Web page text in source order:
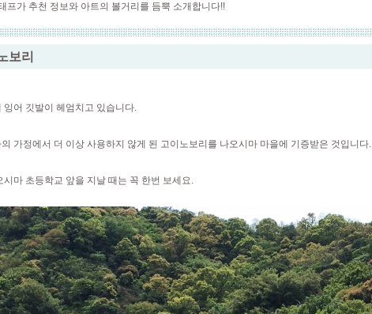
프가 추천 정보와 아트의 볼거리를 듬뿍 소개합니다!!
보리
잉어 깃발이 헤엄치고 있습니다.
가정에서 더 이상 사용하지 않게 된 고이노보리를 나오시마 마을에 기증받은 것입니다.
마 초등학교 앞을 지날 때는 꼭 한번 보세요.